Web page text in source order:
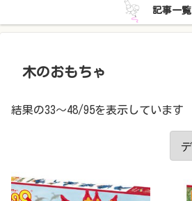
記事一覧
木のおもちゃ
結果の33～48/95を表示しています